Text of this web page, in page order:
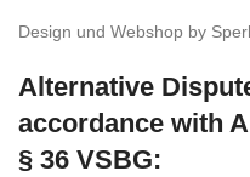
Design und Webshop by
Alternative
accordance with
§ 36 VSBG: